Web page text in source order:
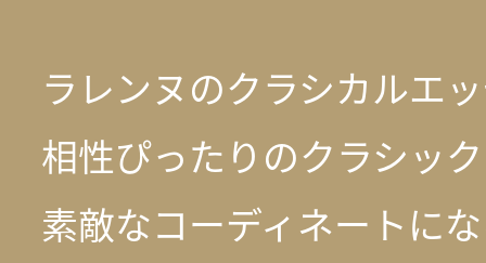
ラレンヌのクラシカルエ
相性ぴったりのクラシッ
素敵なコーディネートに